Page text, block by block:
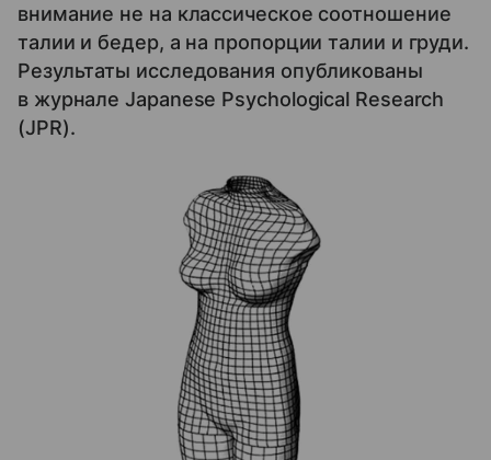
внимание не на классическое соотношение
талии и бедер, а на пропорции талии и груди.
Результаты исследования опубликованы
в журнале Japanese Psychological Research
(JPR).